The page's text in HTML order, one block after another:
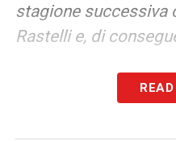
stagione successiva
Rastelli e, di
«Avevo
lui, era sempre molto